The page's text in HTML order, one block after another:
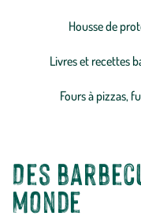
Housse de
Livres et recettes
Fours à pizzas,
Des
monde